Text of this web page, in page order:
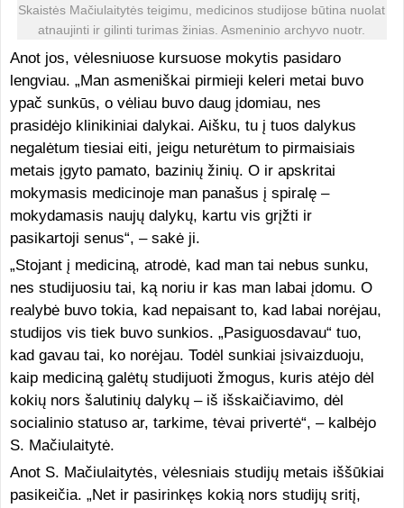
Skaistės Mačiulaitytės teigimu, medicinos studijose būtina nuolat
atnaujinti ir gilinti turimas žinias. Asmeninio archyvo nuotr.
Anot jos, vėlesniuose kursuose mokytis pasidaro
lengviau. „Man asmeniškai pirmieji keleri metai buvo
ypač sunkūs, o vėliau buvo daug įdomiau, nes
prasidėjo klinikiniai dalykai. Aišku, tu į tuos dalykus
negalėtum tiesiai eiti, jeigu neturėtum to pirmaisiais
metais įgyto pamato, bazinių žinių. O ir apskritai
mokymasis medicinoje man panašus į spiralę –
mokydamasis naujų dalykų, kartu vis grįžti ir
pasikartoji senus“, – sakė ji.
„Stojant į mediciną, atrodė, kad man tai nebus sunku,
nes studijuosiu tai, ką noriu ir kas man labai įdomu. O
realybė buvo tokia, kad nepaisant to, kad labai norėjau,
studijos vis tiek buvo sunkios. „Pasiguosdavau“ tuo,
kad gavau tai, ko norėjau. Todėl sunkiai įsivaizduoju,
kaip mediciną galėtų studijuoti žmogus, kuris atėjo dėl
kokių nors šalutinių dalykų – iš išskaičiavimo, dėl
socialinio statuso ar, tarkime, tėvai privertė“, – kalbėjo
S. Mačiulaitytė.
Anot S. Mačiulaitytės, vėlesniais studijų metais iššūkiai
pasikeičia. „Net ir pasirinkęs kokią nors studijų sritį,